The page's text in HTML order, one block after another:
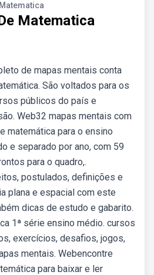
Matematica
de mapas mentais conta
São voltados para os
públicos do país e
Web32 mapas mentais com
matemática para o ensino
e separado por ano, com 59
para o quadro,.
postulados, definições e
plana e espacial com este
dicas de estudo e gabarito.
1ª série ensino médio. cursos
exercícios, desafios, jogos,
mentais. Webencontre
para baixar e ler